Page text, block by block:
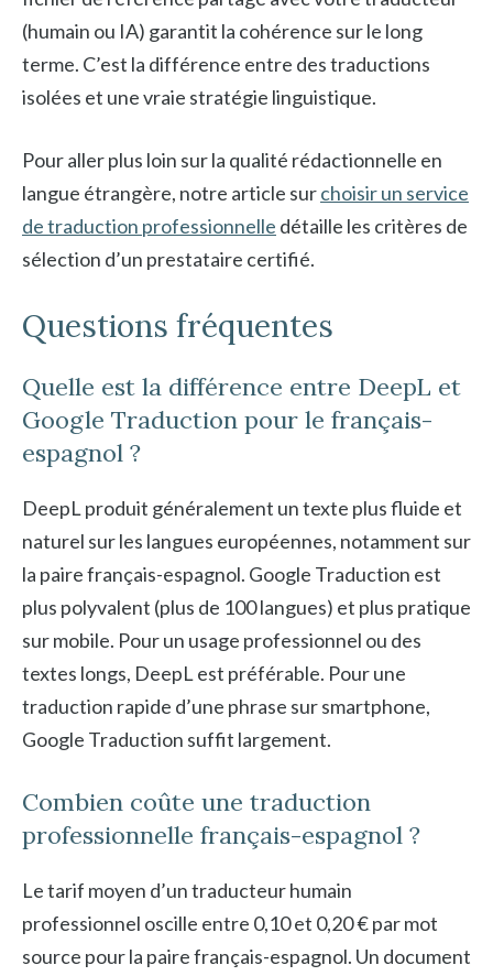
(humain ou IA) garantit la cohérence sur le long
terme. C’est la différence entre des traductions
isolées et une vraie stratégie linguistique.
Pour aller plus loin sur la qualité rédactionnelle en
langue étrangère, notre article surchoisir un service
de traduction professionnelle détaille les critères de
sélection d’un prestataire certifié.
Questions fréquentes
Quelle est la différence entre DeepL et
Google Traduction pour le français-
espagnol ?
DeepL produit généralement un texte plus fluide et
naturel sur les langues européennes, notamment sur
la paire français-espagnol. Google Traduction est
plus polyvalent (plus de 100 langues) et plus pratique
sur mobile. Pour un usage professionnel ou des
textes longs, DeepL est préférable. Pour une
traduction rapide d’une phrase sur smartphone,
Google Traduction suffit largement.
Combien coûte une traduction
professionnelle français-espagnol ?
Le tarif moyen d’un traducteur humain
professionnel oscille entre 0,10 et 0,20 € par mot
source pour la paire français-espagnol. Un document